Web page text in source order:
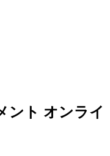
ント オンライ